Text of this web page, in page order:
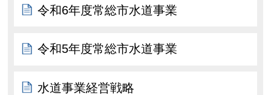
令和6年度常総市水道事業
令和5年度常総市水道事業
水道事業経営戦略